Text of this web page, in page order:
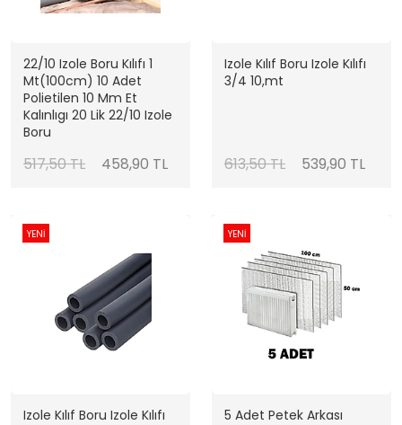
22/10 Izole Boru Kılıfı 1
Mt(100cm) 10 Adet
Polietilen 10 Mm Et
Kalınlıgı 20 Lik 22/10 Izole
Boru
517,50 TL 458,90 TL
Izole Kılıf Boru Izole Kılıfı
3/4 10,mt
613,50 TL 539,90 TL
YENİ
Izole Kılıf Boru Izole Kılıfı
YENİ
5 Adet Petek Arkası